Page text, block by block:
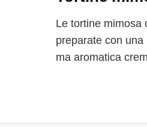
Le tortine mimosa
preparate con
ma aromatica
per la vista,